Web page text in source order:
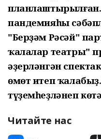
пандемияһы
"Берҙәм Рәсәй"
ҡалалар театры"
әҙерләнгән
өмөт итеп
түҙемһеҙләнеп
Читайте нас